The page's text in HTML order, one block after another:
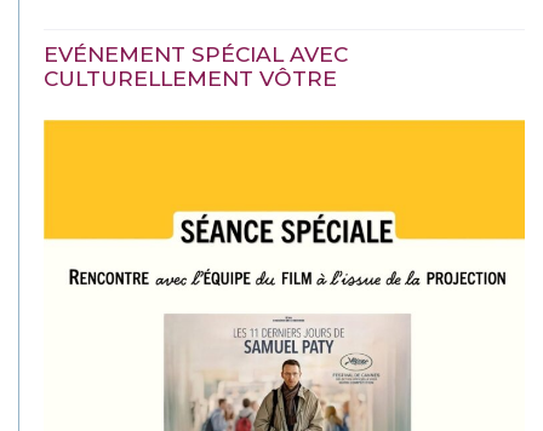
EVÉNEMENT SPÉCIAL AVEC
CULTURELLEMENT VÔTRE